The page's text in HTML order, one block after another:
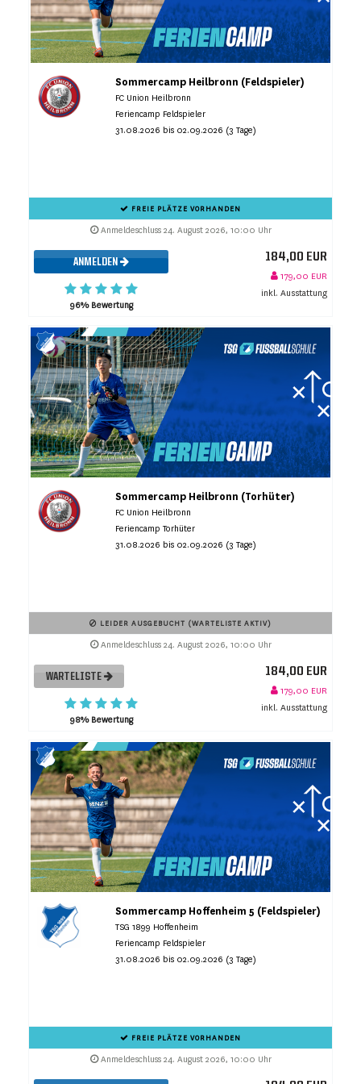
Sommercamp Heilbronn (Feldspieler)
FC Union Heilbronn
Feriencamp Feldspieler
31.08.2026 bis 02.09.2026 (3 Tage)
FREIE PLÄTZE VORHANDEN
Anmeldeschluss 24. August 2026, 10:00 Uhr
ANMELDEN
96% Bewertung
184,00 EUR
179,00 EUR
inkl. Ausstattung
Sommercamp Heilbronn (Torhüter)
FC Union Heilbronn
Feriencamp Torhüter
31.08.2026 bis 02.09.2026 (3 Tage)
LEIDER AUSGEBUCHT (WARTELISTE AKTIV)
Anmeldeschluss 24. August 2026, 10:00 Uhr
WARTELISTE
98% Bewertung
184,00 EUR
179,00 EUR
inkl. Ausstattung
Sommercamp Hoffenheim 5 (Feldspieler)
TSG 1899 Hoffenheim
Feriencamp Feldspieler
31.08.2026 bis 02.09.2026 (3 Tage)
FREIE PLÄTZE VORHANDEN
Anmeldeschluss 24. August 2026, 10:00 Uhr